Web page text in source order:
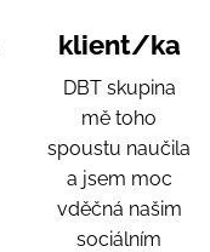
klient/ka
DBT skupina
mě toho
spoustu naučila
a jsem moc
vděčná našim
sociálním